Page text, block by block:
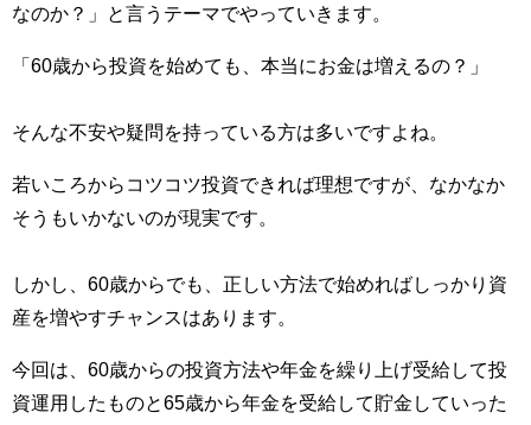
なのか？」と言うテーマでやっていきます。
「60歳から投資を始めても、本当にお金は増えるの？」
そんな不安や疑問を持っている方は多いですよね。
若いころからコツコツ投資できれば理想ですが、なかなか
そうもいかないのが現実です。
しかし、60歳からでも、正しい方法で始めればしっかり資
産を増やすチャンスはあります。
今回は、60歳からの投資方法や年金を繰り上げ受給して投
資運用したものと65歳から年金を受給して貯金していった